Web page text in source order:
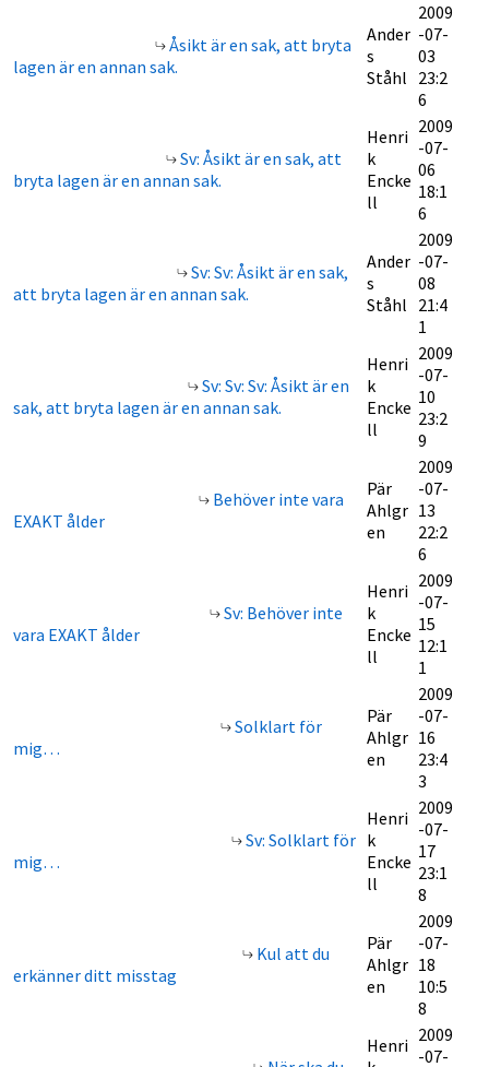
Åsikt är en sak, att bryta
lagen är en annan sak.
Ander
s
Ståhl
2009
-07-
03
23:2
6
Sv: Åsikt är en sak, att
bryta lagen är en annan sak.
Henri
k
Encke
ll
2009
-07-
06
18:1
6
Sv: Sv: Åsikt är en sak,
att bryta lagen är en annan sak.
Ander
s
Ståhl
2009
-07-
08
21:4
1
Sv: Sv: Sv: Åsikt är en
sak, att bryta lagen är en annan sak.
Henri
k
Encke
ll
2009
-07-
10
23:2
9
Behöver inte vara
EXAKT ålder
Pär
Ahlgr
en
2009
-07-
13
22:2
6
Sv: Behöver inte
vara EXAKT ålder
Henri
k
Encke
ll
2009
-07-
15
12:1
1
Solklart för
mig…
Pär
Ahlgr
en
2009
-07-
16
23:4
3
Sv: Solklart för
mig…
Henri
k
Encke
ll
2009
-07-
17
23:1
8
Kul att du
erkänner ditt misstag
Pär
Ahlgr
en
2009
-07-
18
10:5
8
Henri 2009
-07-